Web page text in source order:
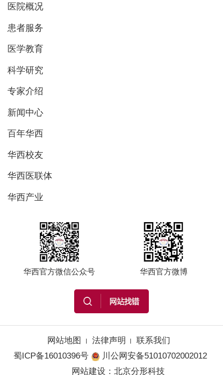
医院概况
患者服务
医学教育
科学研究
专家介绍
新闻中心
百年华西
华西校友
华西医联体
华西产业
华西官方微信公众号 华西官方微博
网站地图 法律声明
联系我们
蜀ICP备16010396号
川公网安备51010702002012
网站建设 ： 北京分形科技